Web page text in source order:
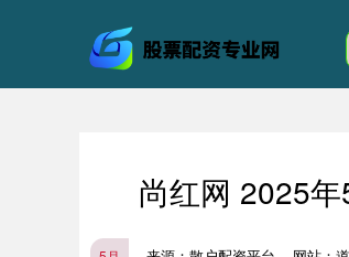
尚红网 2025